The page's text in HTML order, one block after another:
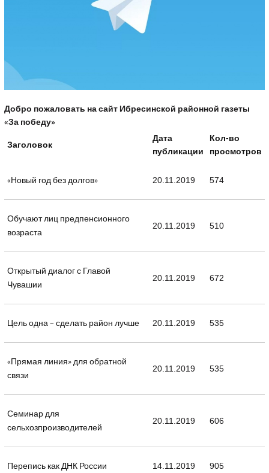
Добро пожаловать на сайт Ибресинской районной газеты
«За победу»
Заголовок
Дата
публикации
Кол-во
просмотров
«Новый год без долгов» 20.11.2019 574
Обучают лиц предпенсионного
возраста
20.11.2019 510
Открытый диалог с Главой
Чувашии
20.11.2019 672
Цель одна – сделать район лучше 20.11.2019 535
«Прямая линия» для обратной
связи
20.11.2019 535
Семинар для
сельхозпроизводителей
20.11.2019 606
Перепись как ДНК России 14.11.2019 905